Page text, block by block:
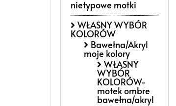
nietypowe motki
WŁASNY WYBÓR
KOLORÓW
Bawełna/Akryl
moje kolory
WŁASNY
WYBÓR
KOLORÓW-
motek ombre
bawełna/akryl